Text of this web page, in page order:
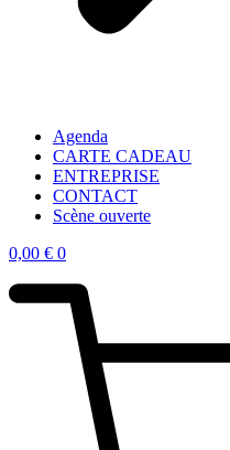
Agenda
CARTE CADEAU
ENTREPRISE
CONTACT
Scène ouverte
0,00 € 0